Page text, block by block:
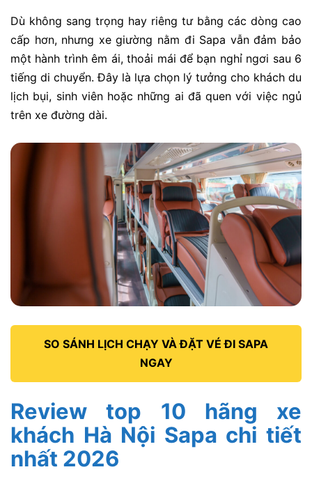
Dù không sang trọng hay riêng tư bằng các dòng cao
cấp hơn, nhưng xe giường nằm đi Sapa vẫn đảm bảo
một hành trình êm ái, thoải mái để bạn nghỉ ngơi sau 6
tiếng di chuyển. Đây là lựa chọn lý tưởng cho khách du
lịch bụi, sinh viên hoặc những ai đã quen với việc ngủ
trên xe đường dài.
SO SÁNH LỊCH CHẠY VÀ ĐẶT VÉ ĐI SAPA
NGAY
Review top 10 hãng xe
khách Hà Nội Sapa chi tiết
nhất 2026